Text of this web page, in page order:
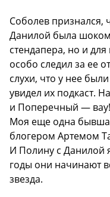
Соболев признался,
Данилой была
стендапера, но и
особо следил за ее
слухи, что у нее
увидел их подкаст.
и Поперечный — вау!
Моя еще одна
блогером Артемом
И Полину с Данилой
годы они начинают
звезда.